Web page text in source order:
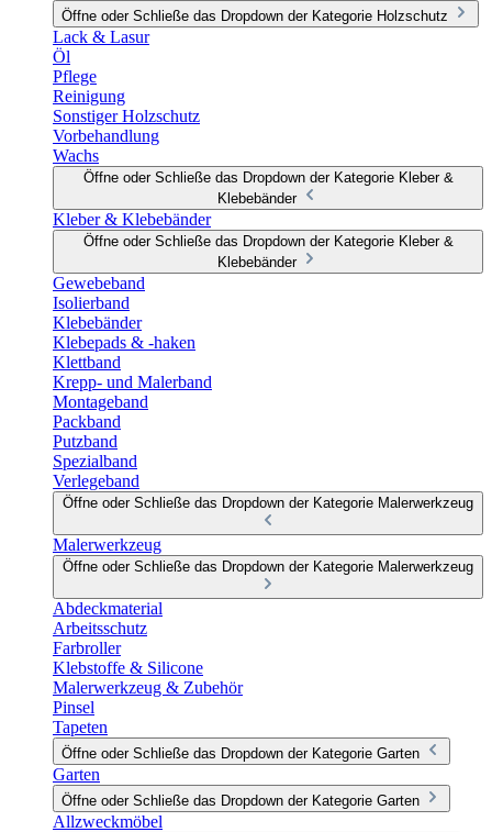
Öffne oder Schließe das Dropdown der Kategorie Holzschutz
Lack & Lasur
Öl
Pflege
Reinigung
Sonstiger Holzschutz
Vorbehandlung
Wachs
Öffne oder Schließe das Dropdown der Kategorie Kleber &
Klebebänder
Kleber & Klebebänder
Öffne oder Schließe das Dropdown der Kategorie Kleber &
Klebebänder
Gewebeband
Isolierband
Klebebänder
Klebepads & -haken
Klettband
Krepp- und Malerband
Montageband
Packband
Putzband
Spezialband
Verlegeband
Öffne oder Schließe das Dropdown der Kategorie Malerwerkzeug
Malerwerkzeug
Öffne oder Schließe das Dropdown der Kategorie Malerwerkzeug
Abdeckmaterial
Arbeitsschutz
Farbroller
Klebstoffe & Silicone
Malerwerkzeug & Zubehör
Pinsel
Tapeten
Öffne oder Schließe das Dropdown der Kategorie Garten
Garten
Öffne oder Schließe das Dropdown der Kategorie Garten
Allzweckmöbel